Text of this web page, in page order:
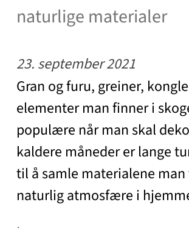
naturlige materialer
23. september 2021
Gran og furu, greiner,
elementer man finner i
populære når man skal
kaldere måneder er lange
til å samle materialene
naturlig atmosfære i